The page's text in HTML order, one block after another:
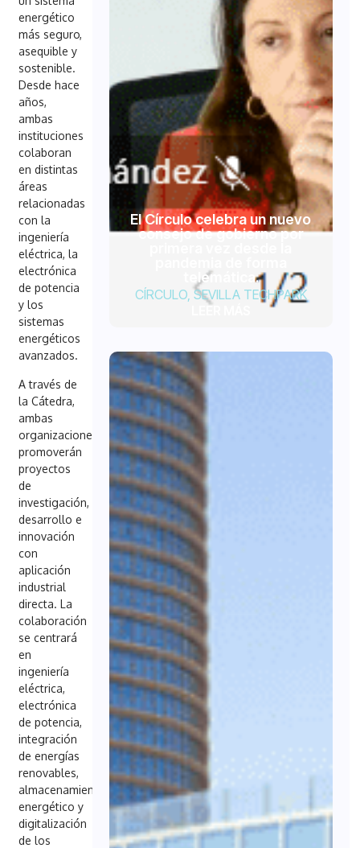
energético
más seguro,
asequible y
sostenible.
Desde hace
años,
ambas
instituciones
colaboran
en distintas
áreas
relacionadas
con la
ingeniería
eléctrica, la
electrónica
de potencia
y los
sistemas
energéticos
avanzados.
A través de
la Cátedra,
ambas
organizaciones
promoverán
proyectos
de
investigación,
desarrollo e
innovación
con
aplicación
industrial
directa. La
colaboración
se centrará
en
ingeniería
eléctrica,
electrónica
de potencia,
integración
de energías
renovables,
almacenamiento
energético y
digitalización
de los
El Círculo celebra un nuevo
consejo de gobierno por
telemática.
CÍRCULO, SEVILLA TECHPARK